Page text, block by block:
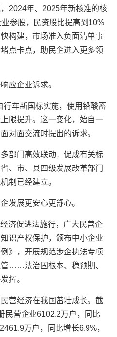
2024年、2025年新核准的核
参股，民资股比提高到10%
构建，市场准入负面清单事
点卡点，助民企进入更多领
企业诉求。
车新国标实施，使用铅酸蓄
限提升。这一变化，始自一
对面交流时提出的诉求。
门高效联动，促成有关标
、市、县四级发展改革部门
制已经建立。
展更安心更舒心。
促进法施行，广大民营企
识产权保护，颁布中小企业
》，开展规范涉企执法专项
……法治固根本、稳预期、
挥。
经济在我国茁壮成长。截
民营企业6102.2万户，同比
万户，同比增长6.9%，